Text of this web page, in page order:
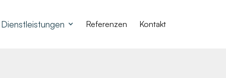
Dienstleistungen Referenzen Kontakt